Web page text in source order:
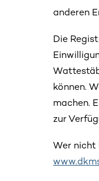
anderen
Die
können.
machen.
zur
Wer nicht